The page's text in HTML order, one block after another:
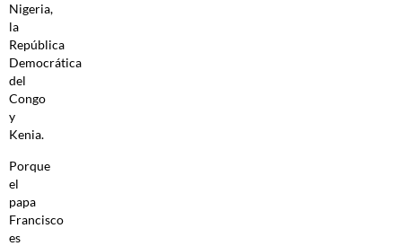
Nigeria,
la
República
Democrática
del
Congo
y
Kenia.
Porque
el
papa
Francisco
es